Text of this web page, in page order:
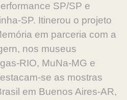
SP/SP e
SP. Itinerou o projeto
em parceria com a
nos museus
RIO, MuNa-MG e
se as mostras
em Buenos Aires-AR,